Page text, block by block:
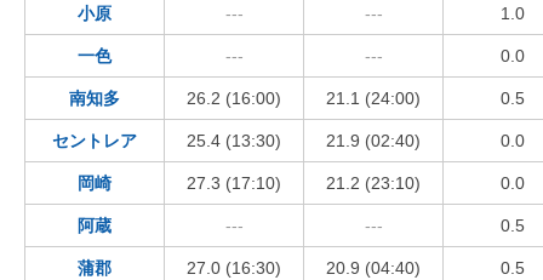
小原 --- --- 1.0
一色 --- --- 0.0
南知多 26.2 (16:00) 21.1 (24:00) 0.5
セントレア 25.4 (13:30) 21.9 (02:40) 0.0
岡崎 27.3 (17:10) 21.2 (23:10) 0.0
阿蔵 --- --- 0.5
蒲郡 27.0 (16:30) 20.9 (04:40) 0.5